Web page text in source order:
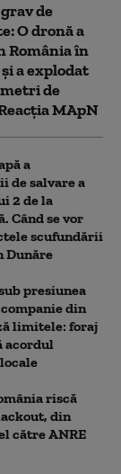
de
O dronă a
România în
a explodat
metri de
MApN
a
de salvare a
2 de la
Când se vor
scufundării
Dunăre
presiunea
din
limitele: foraj
acordul
riscă
din
către ANRE